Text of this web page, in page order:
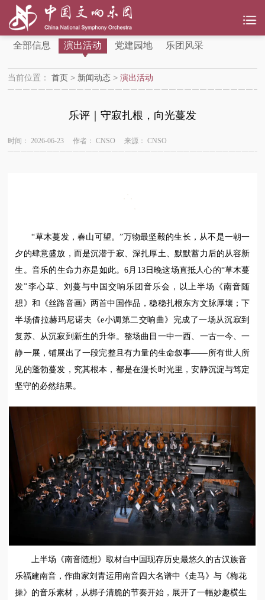
全部信息 演出活动 党建园地 乐团风采
当前位置：首页 > 新闻动态 >演出活动
乐评｜守寂扎根，向光蔓发
时间：2026-06-23 作者：CNSO 来源：CNSO
“草木蔓发，春山可望。”万物最坚毅的生长，从不是一朝一
夕的肆意盛放，而是沉潜于寂、深扎厚土、默默蓄力后的从容新
生。音乐的生命力亦是如此。6月13日晚这场直抵人心的“草木蔓
发”李心草、刘蔓与中国交响乐团音乐会，以上半场《南音随
想》和《丝路音画》两首中国作品，稳稳扎根东方文脉厚壤；下
半场借拉赫玛尼诺夫《e小调第二交响曲》完成了一场从沉寂到
复苏、从沉寂到新生的升华。整场曲目一中一西、一古一今、一
静一展，铺展出了一段完整且有力量的生命叙事——所有世人所
见的蓬勃蔓发，究其根本，都是在漫长时光里，安静沉淀与笃定
坚守的必然结果。
上半场《南音随想》取材自中国现存历史最悠久的古汉族音
乐福建南音，作曲家刘青运用南音四大名谱中《走马》与《梅花
操》的音乐素材，从梆子清脆的节奏开始，展开了一幅妙趣横生